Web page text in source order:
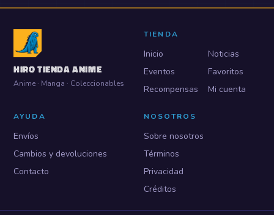
HIRO TIENDA ANIME
Anime · Manga · Coleccionables
TIENDA
Inicio
Noticias
Eventos
Favoritos
Recompensas
Mi cuenta
AYUDA
Envíos
Cambios y devoluciones
Contacto
NOSOTROS
Sobre nosotros
Términos
Privacidad
Créditos